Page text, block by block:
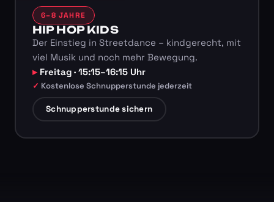
6–8 JAHRE
HIP HOP KIDS
Der Einstieg in Streetdance – kindgerecht, mit
viel Musik und noch mehr Bewegung.
Freitag · 15:15–16:15 Uhr
Kostenlose Schnupperstunde jederzeit
Schnupperstunde sichern